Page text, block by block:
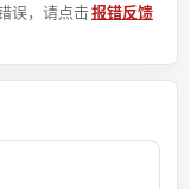
误，请点击报错反馈